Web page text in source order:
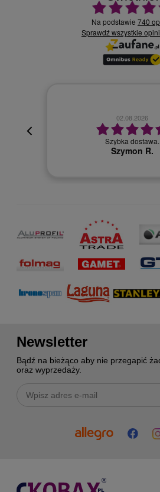
Ocena średnia 4.9
Na podstawie 740
Sprawdź wszystkie
02.08.2026
Szybka dostawa.
Szymon R.
Newsletter
Bądź na bieżąco aby nie przegapić
oraz wyprzedaży.